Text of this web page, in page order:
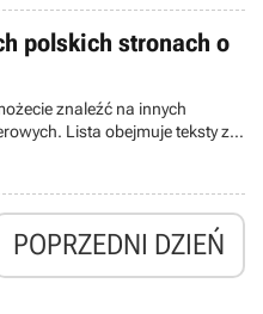
polskich stronach o
znaleźć na innych
Lista obejmuje teksty z
POPRZEDNI DZIEŃ